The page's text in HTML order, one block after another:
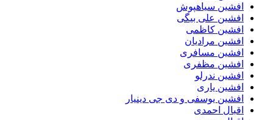
افشین سیاهپوش
افشین علی بیگی
افشین کاظمی
افشین مرادیان
افشین مسافری
افشین مظفری
افشین ندرلو
افشین یاری
افشین یوسفی و دی جی دینیار
اقبال احمدی